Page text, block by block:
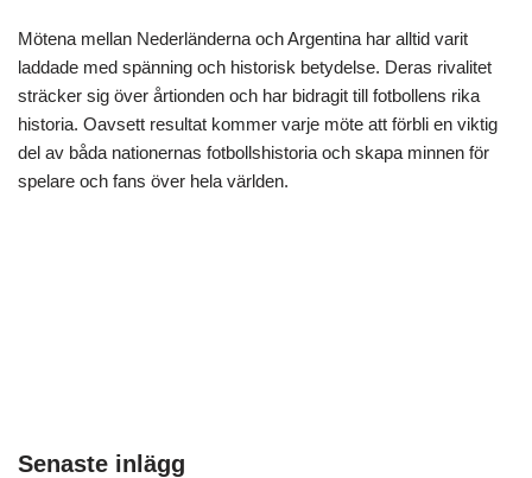
Mötena mellan Nederländerna och Argentina har alltid varit
laddade med spänning och historisk betydelse. Deras rivalitet
sträcker sig över årtionden och har bidragit till fotbollens rika
historia. Oavsett resultat kommer varje möte att förbli en viktig
del av båda nationernas fotbollshistoria och skapa minnen för
spelare och fans över hela världen.
Senaste inlägg